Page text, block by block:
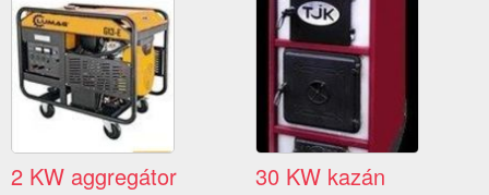
2 KW aggregátor 30 KW kazán